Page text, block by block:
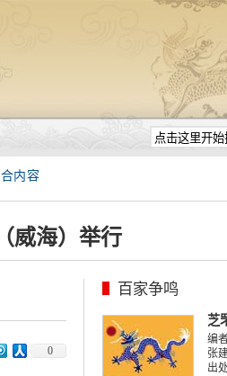
内容
威海）举行
0
百家争鸣
芝
编
张
出